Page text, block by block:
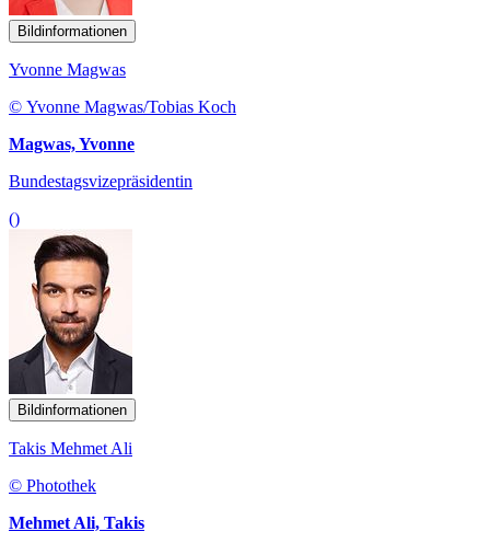
Bildinformationen
Yvonne Magwas
© Yvonne Magwas/Tobias Koch
Magwas, Yvonne
Bundestagsvizepräsidentin
()
Bildinformationen
Takis Mehmet Ali
© Photothek
Mehmet Ali, Takis